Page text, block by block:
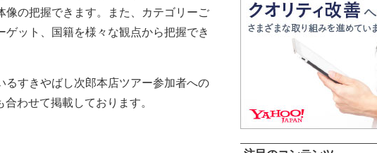
の把握できます。また、カテゴリーご
ット、国籍を様々な観点から把握でき
すきやばし次郎本店ツアー参加者への
わせて掲載しております。